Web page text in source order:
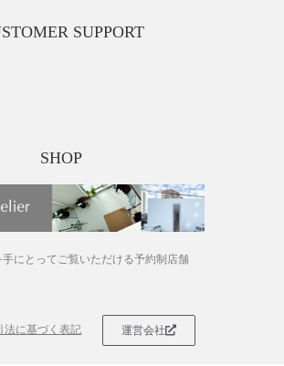
SUPPORT
SHOP
手にとってご覧いただける予約制店舗
法に基づく表記 運営会社